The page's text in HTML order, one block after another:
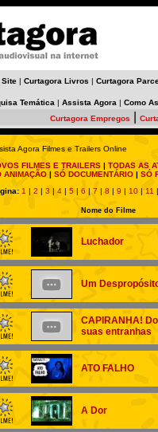
Site | Curtagora Livros | Curtagora
Temática | Assista Agora | Como
Curtagora Empregos
Agora Filmes e Trailers Online
FILMES E TRAILERS | TODAS AS
ANIMAÇÃO | SÓ DOCUMENTÁRIO | SÓ
1 | 2 | 3 | 4 | 5 | 6 | 7 | 8 | 9 | 10 | 11 |
Nome do Filme
Luchador
Um
CAPIRANHA!
suas entranhas
ATO FALHO
A Dor